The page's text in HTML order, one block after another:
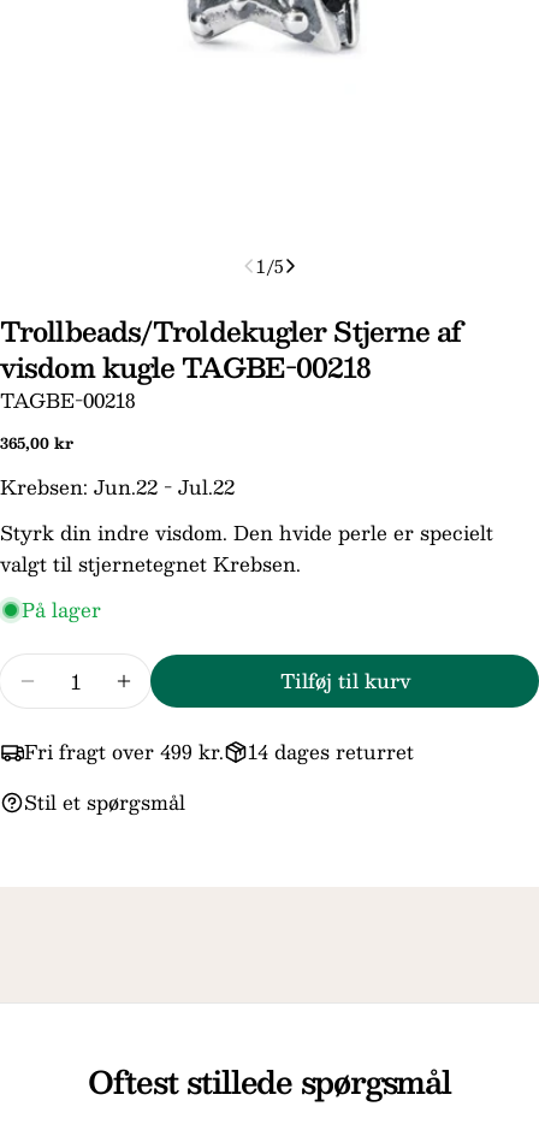
1/5
Trollbeads/Troldekugler Stjerne af
visdom kugle TAGBE-00218
SKU:
TAGBE-00218
Normal
365,00 kr
Krebsen: Jun.22 - Jul.22
Styrk din indre visdom. Den hvide perle er specielt
valgt til stjernetegnet Krebsen.
På lager
Reducer mængden for Trollbeads/
Forøg mængden for Trollbeads/
Tilføj til kurv
Fri fragt over 499 kr.
14 dages returret
Stil et spørgsmål
Stil et spørgsmål
Dit
email
Din
telefon
Din
besked
Felterne markeret med * er obligatoriske.
Send spørgsmål
Oftest stillede spørgsmål